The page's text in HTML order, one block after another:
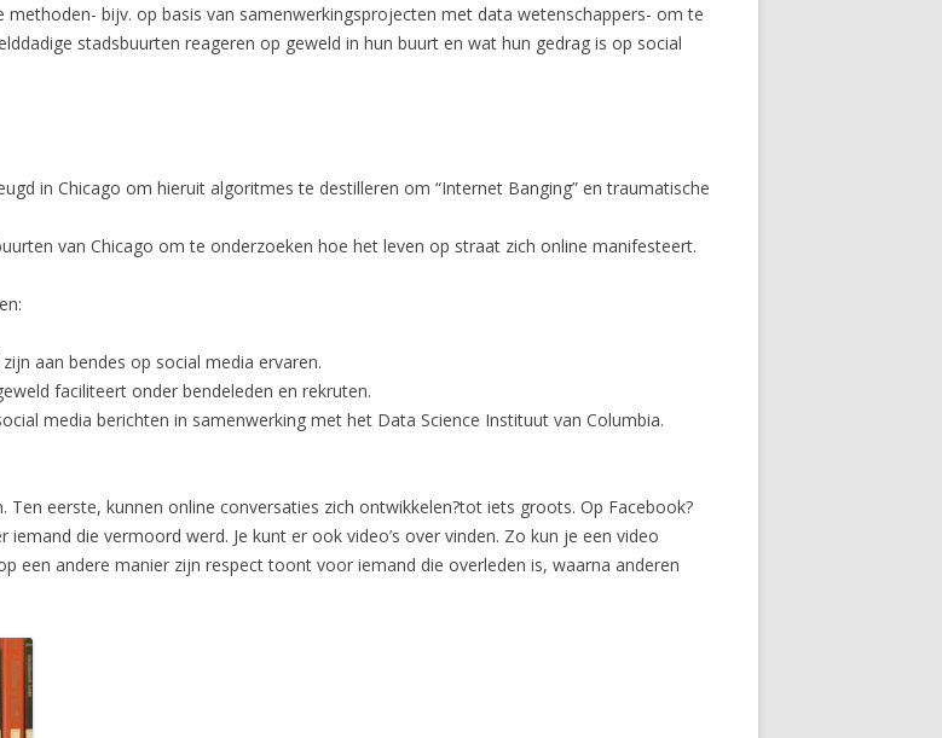
bijv. op basis van samenwerkingsprojecten met data wetenschappers- om te
stadsbuurten reageren op geweld in hun buurt en wat hun gedrag is op social
in Chicago om hieruit algoritmes te destilleren om “Internet Banging” en traumatische
van Chicago om te onderzoeken hoe het leven op straat zich online manifesteert.
aan bendes op social media ervaren.
faciliteert onder bendeleden en rekruten.
media berichten in samenwerking met het Data Science Instituut van Columbia.
eerste, kunnen online conversaties zich ontwikkelen?tot iets groots. Op Facebook?
die vermoord werd. Je kunt er ook video’s over vinden. Zo kun je een video
een andere manier zijn respect toont voor iemand die overleden is, waarna anderen